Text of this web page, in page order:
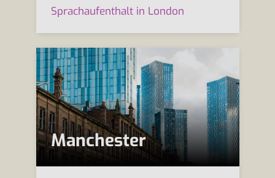
Sprachaufenthalt in London
Manchester